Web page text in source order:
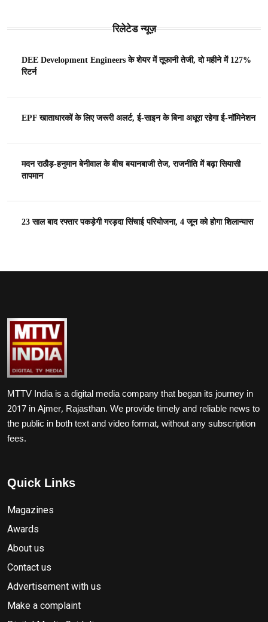
रिलेटेड न्यूज़
DEE Development Engineers के शेयर में तूफानी तेजी, दो महीने में 127%
रिटर्न
EPF खाताधारकों के लिए जरूरी अलर्ट, ई-साइन के बिना अधूरा रहेगा ई-नॉमिनेशन
मदन राठौड़-हनुमान बेनीवाल के बीच बयानबाजी तेज, राजनीति में बढ़ा सियासी
तापमान
23 साल बाद रफ्तार पकड़ेगी गरड़दा सिंचाई परियोजना, 4 जून को होगा शिलान्यास
MTTV India is a digital media company that began its journey in
2017 in Ajmer, Rajasthan. We provide timely and reliable news to
the public in both text and video format, without any subscription
fees.
Quick Links
Magazines
Awards
About us
Contact us
Advertisement with us
Make a complaint